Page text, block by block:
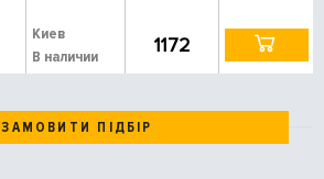
Киев
В наличии
1172
ЗАМОВИТИ ПІДБІР